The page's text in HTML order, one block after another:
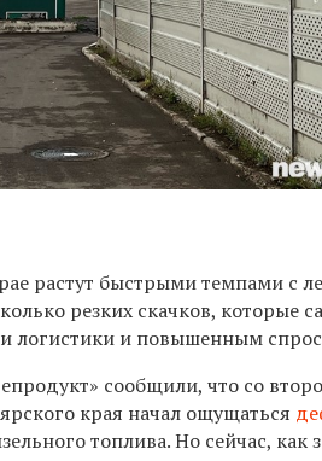
растут быстрыми темпами с
резких скачков, которые
логистики и повышенным
сообщили, что со
края начал ощущаться
топлива. Но сейчас, как